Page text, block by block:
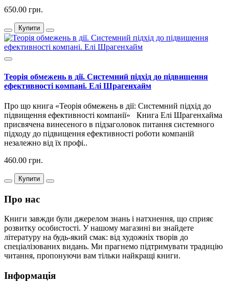
650.00 грн.
Купити
Теорія обмежень в дії. Системний підхід до підвищення
ефективності компані. Елі Шрагенхайм
Про що книга «Теорія обмежень в дії: Системний підхід до
підвищення ефективності компанії» Книга Елі Шрагенхайма
присвячена винесеного в підзаголовок питання системного
підходу до підвищення ефективності роботи компаній
незалежно від їх профі..
460.00 грн.
Купити
Про нас
Книги завжди були джерелом знань і натхнення, що сприяє
розвитку особистості. У нашому магазині ви знайдете
літературу на будь-який смак: від художніх творів до
спеціалізованих видань. Ми прагнемо підтримувати традицію
читання, пропонуючи вам тільки найкращі книги.
Інформація